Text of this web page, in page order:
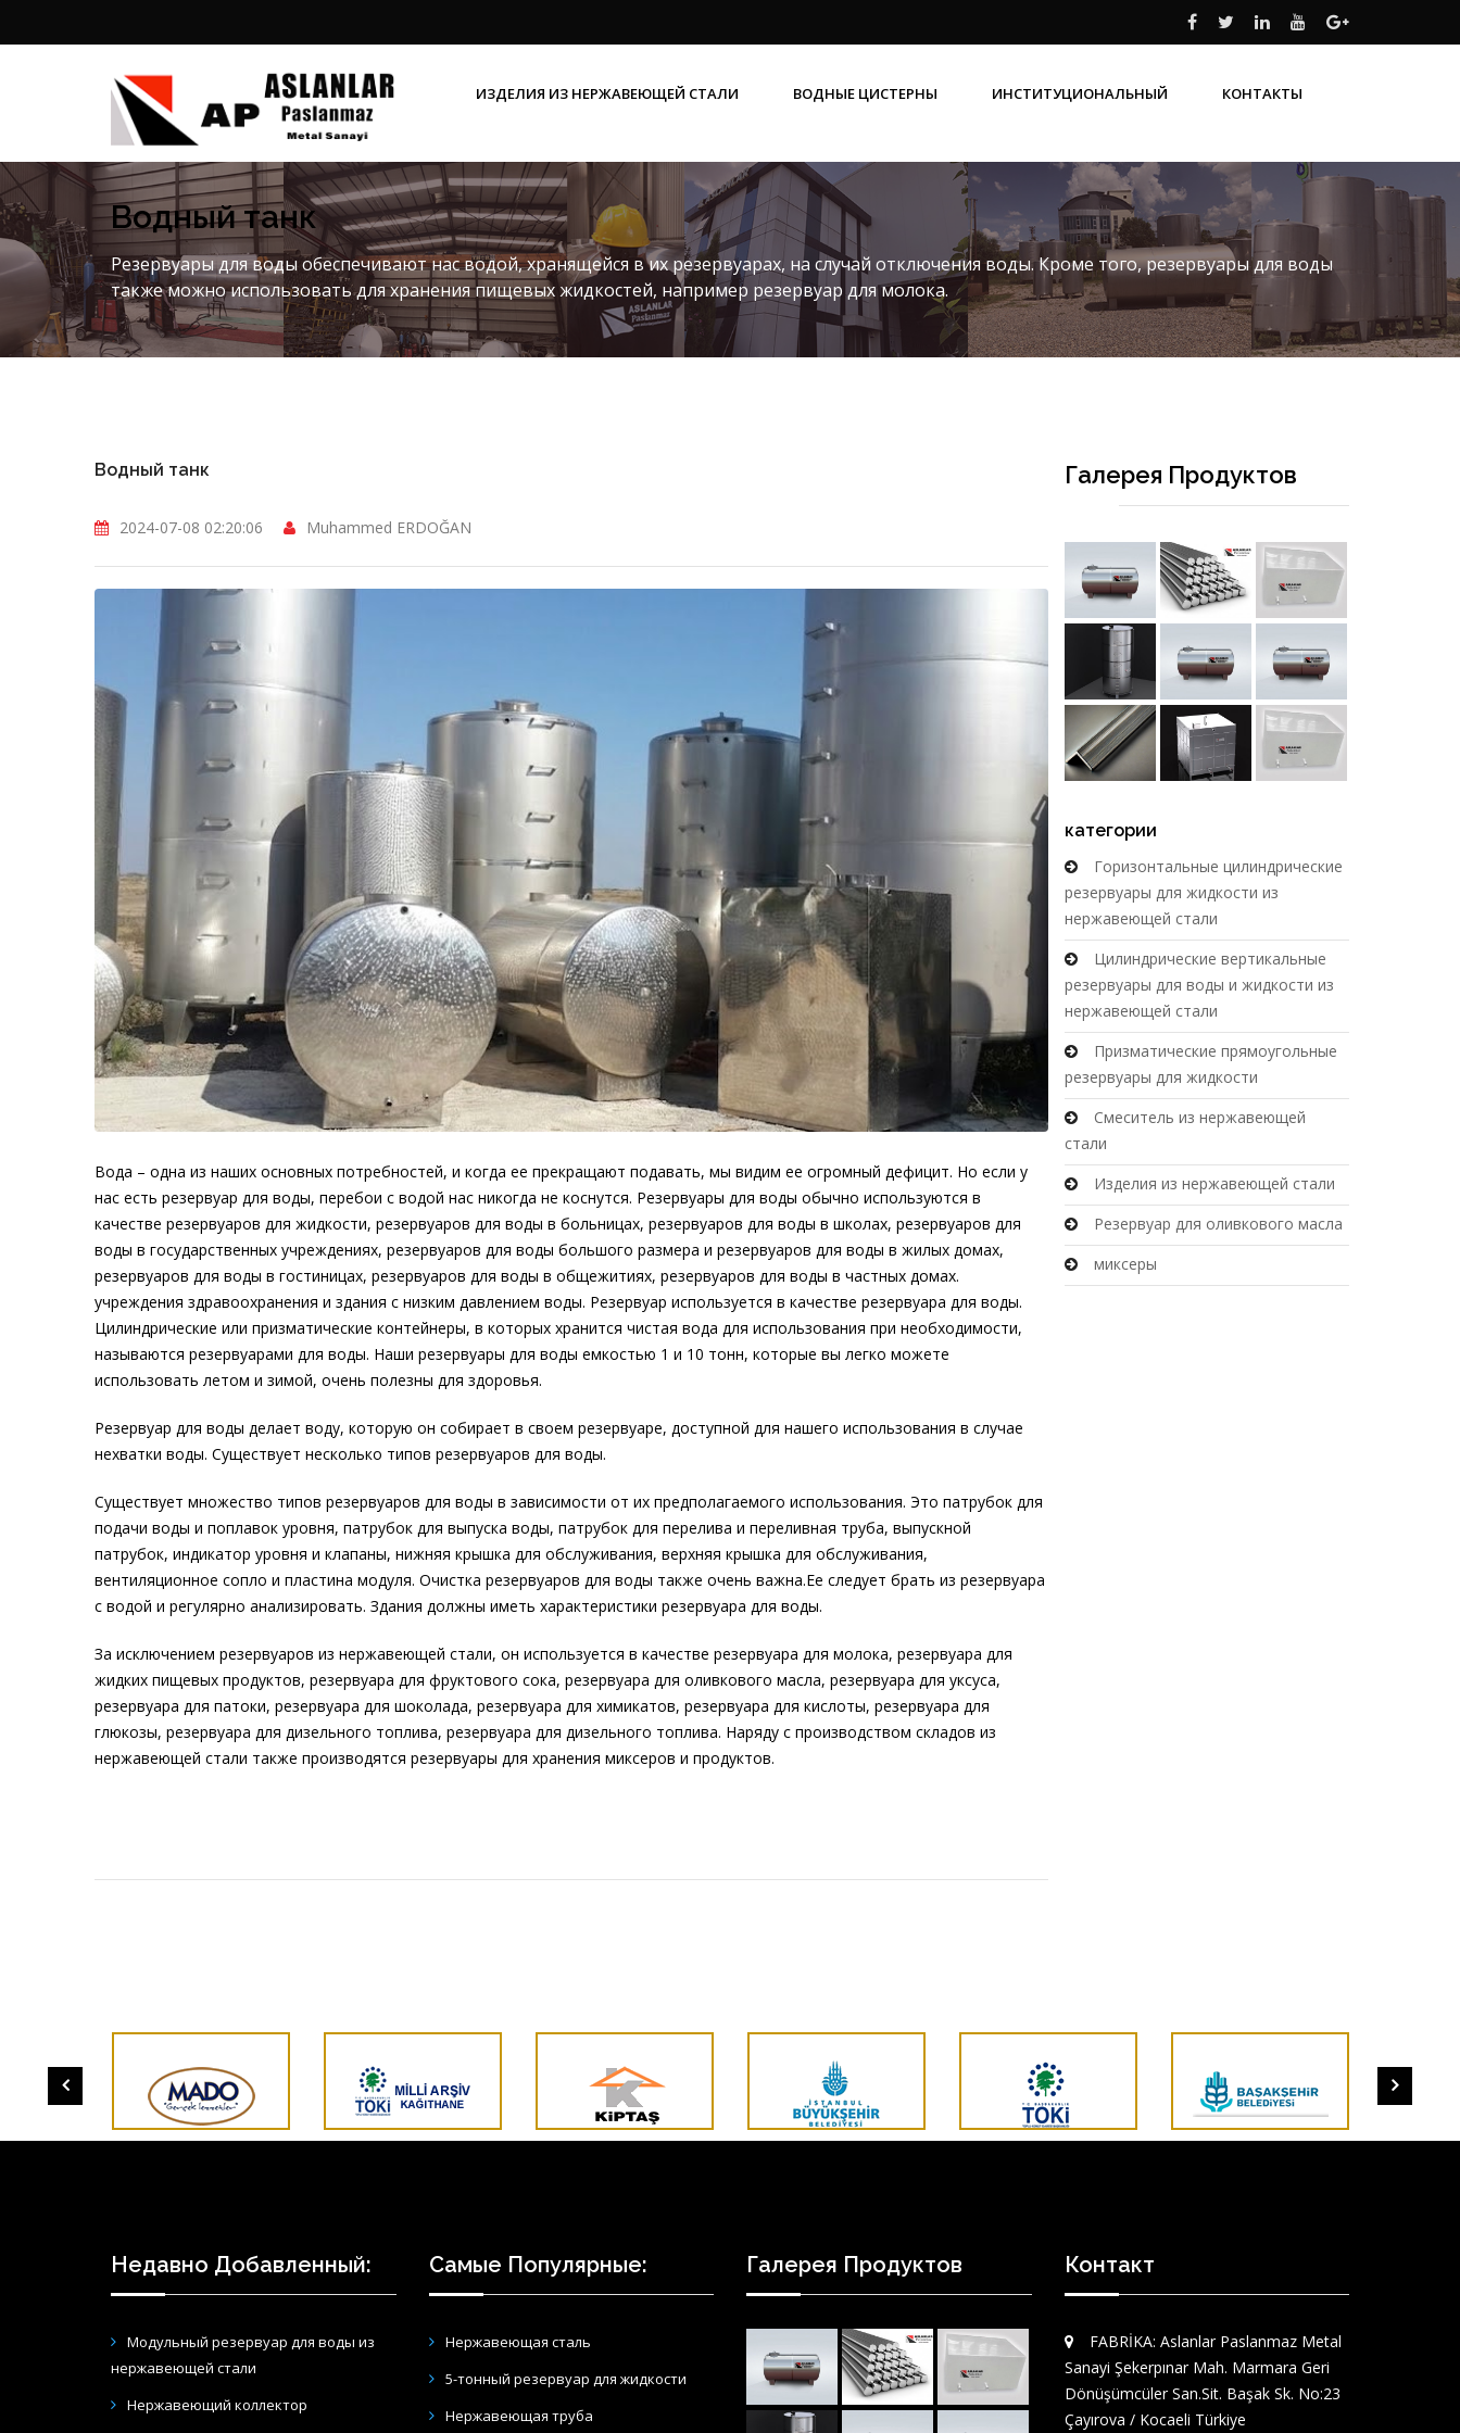
ИЗДЕЛИЯ ИЗ НЕРЖАВЕЮЩЕЙ СТАЛИ ВОДНЫЕ ЦИСТЕРНЫ ИНСТИТУЦИОНАЛЬНЫЙ КОНТАКТЫ
Водный танк
Резервуары для воды обеспечивают нас водой, хранящейся в их резервуарах, на случай отключения воды. Кроме того, резервуары для воды
также можно использовать для хранения пищевых жидкостей, например резервуар для молока.
Водный танк
2024-07-08 02:20:06 Muhammed ERDOĞAN
Вода – одна из наших основных потребностей, и когда ее прекращают подавать, мы видим ее огромный дефицит. Но если у
нас есть резервуар для воды, перебои с водой нас никогда не коснутся. Резервуары для воды обычно используются в
качестве резервуаров для жидкости, резервуаров для воды в больницах, резервуаров для воды в школах, резервуаров для
воды в государственных учреждениях, резервуаров для воды большого размера и резервуаров для воды в жилых домах,
резервуаров для воды в гостиницах, резервуаров для воды в общежитиях, резервуаров для воды в частных домах.
учреждения здравоохранения и здания с низким давлением воды. Резервуар используется в качестве резервуара для воды.
Цилиндрические или призматические контейнеры, в которых хранится чистая вода для использования при необходимости,
называются резервуарами для воды. Наши резервуары для воды емкостью 1 и 10 тонн, которые вы легко можете
использовать летом и зимой, очень полезны для здоровья.
Резервуар для воды делает воду, которую он собирает в своем резервуаре, доступной для нашего использования в случае
нехватки воды. Существует несколько типов резервуаров для воды.
Существует множество типов резервуаров для воды в зависимости от их предполагаемого использования. Это патрубок для
подачи воды и поплавок уровня, патрубок для выпуска воды, патрубок для перелива и переливная труба, выпускной
патрубок, индикатор уровня и клапаны, нижняя крышка для обслуживания, верхняя крышка для обслуживания,
вентиляционное сопло и пластина модуля. Очистка резервуаров для воды также очень важна.Ее следует брать из резервуара
с водой и регулярно анализировать. Здания должны иметь характеристики резервуара для воды.
За исключением резервуаров из нержавеющей стали, он используется в качестве резервуара для молока, резервуара для
жидких пищевых продуктов, резервуара для фруктового сока, резервуара для оливкового масла, резервуара для уксуса,
резервуара для патоки, резервуара для шоколада, резервуара для химикатов, резервуара для кислоты, резервуара для
глюкозы, резервуара для дизельного топлива, резервуара для дизельного топлива. Наряду с производством складов из
нержавеющей стали также производятся резервуары для хранения миксеров и продуктов.
Галерея Продуктов
категории
Горизонтальные цилиндрические
резервуары для жидкости из
нержавеющей стали
Цилиндрические вертикальные
резервуары для воды и жидкости из
нержавеющей стали
Призматические прямоугольные
резервуары для жидкости
Смеситель из нержавеющей
стали
Изделия из нержавеющей стали
Резервуар для оливкового масла
миксеры
Недавно Добавленный:
Модульный резервуар для воды из
нержавеющей стали
Нержавеющий коллектор
Самые Популярные:
Нержавеющая сталь
5-тонный резервуар для жидкости
Нержавеющая труба
Галерея Продуктов Контакт
FABRİKA: Aslanlar Paslanmaz Metal
Sanayi Şekerpınar Mah. Marmara Geri
Dönüşümcüler San.Sit. Başak Sk. No:23
Çayırova / Kocaeli Türkiye